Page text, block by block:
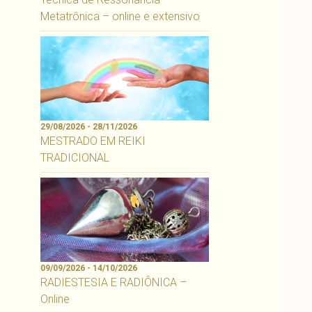
Metatrônica – online e extensivo
29/08/2026 - 28/11/2026
MESTRADO EM REIKI
TRADICIONAL
09/09/2026 - 14/10/2026
RADIESTESIA E RADIÔNICA –
Online